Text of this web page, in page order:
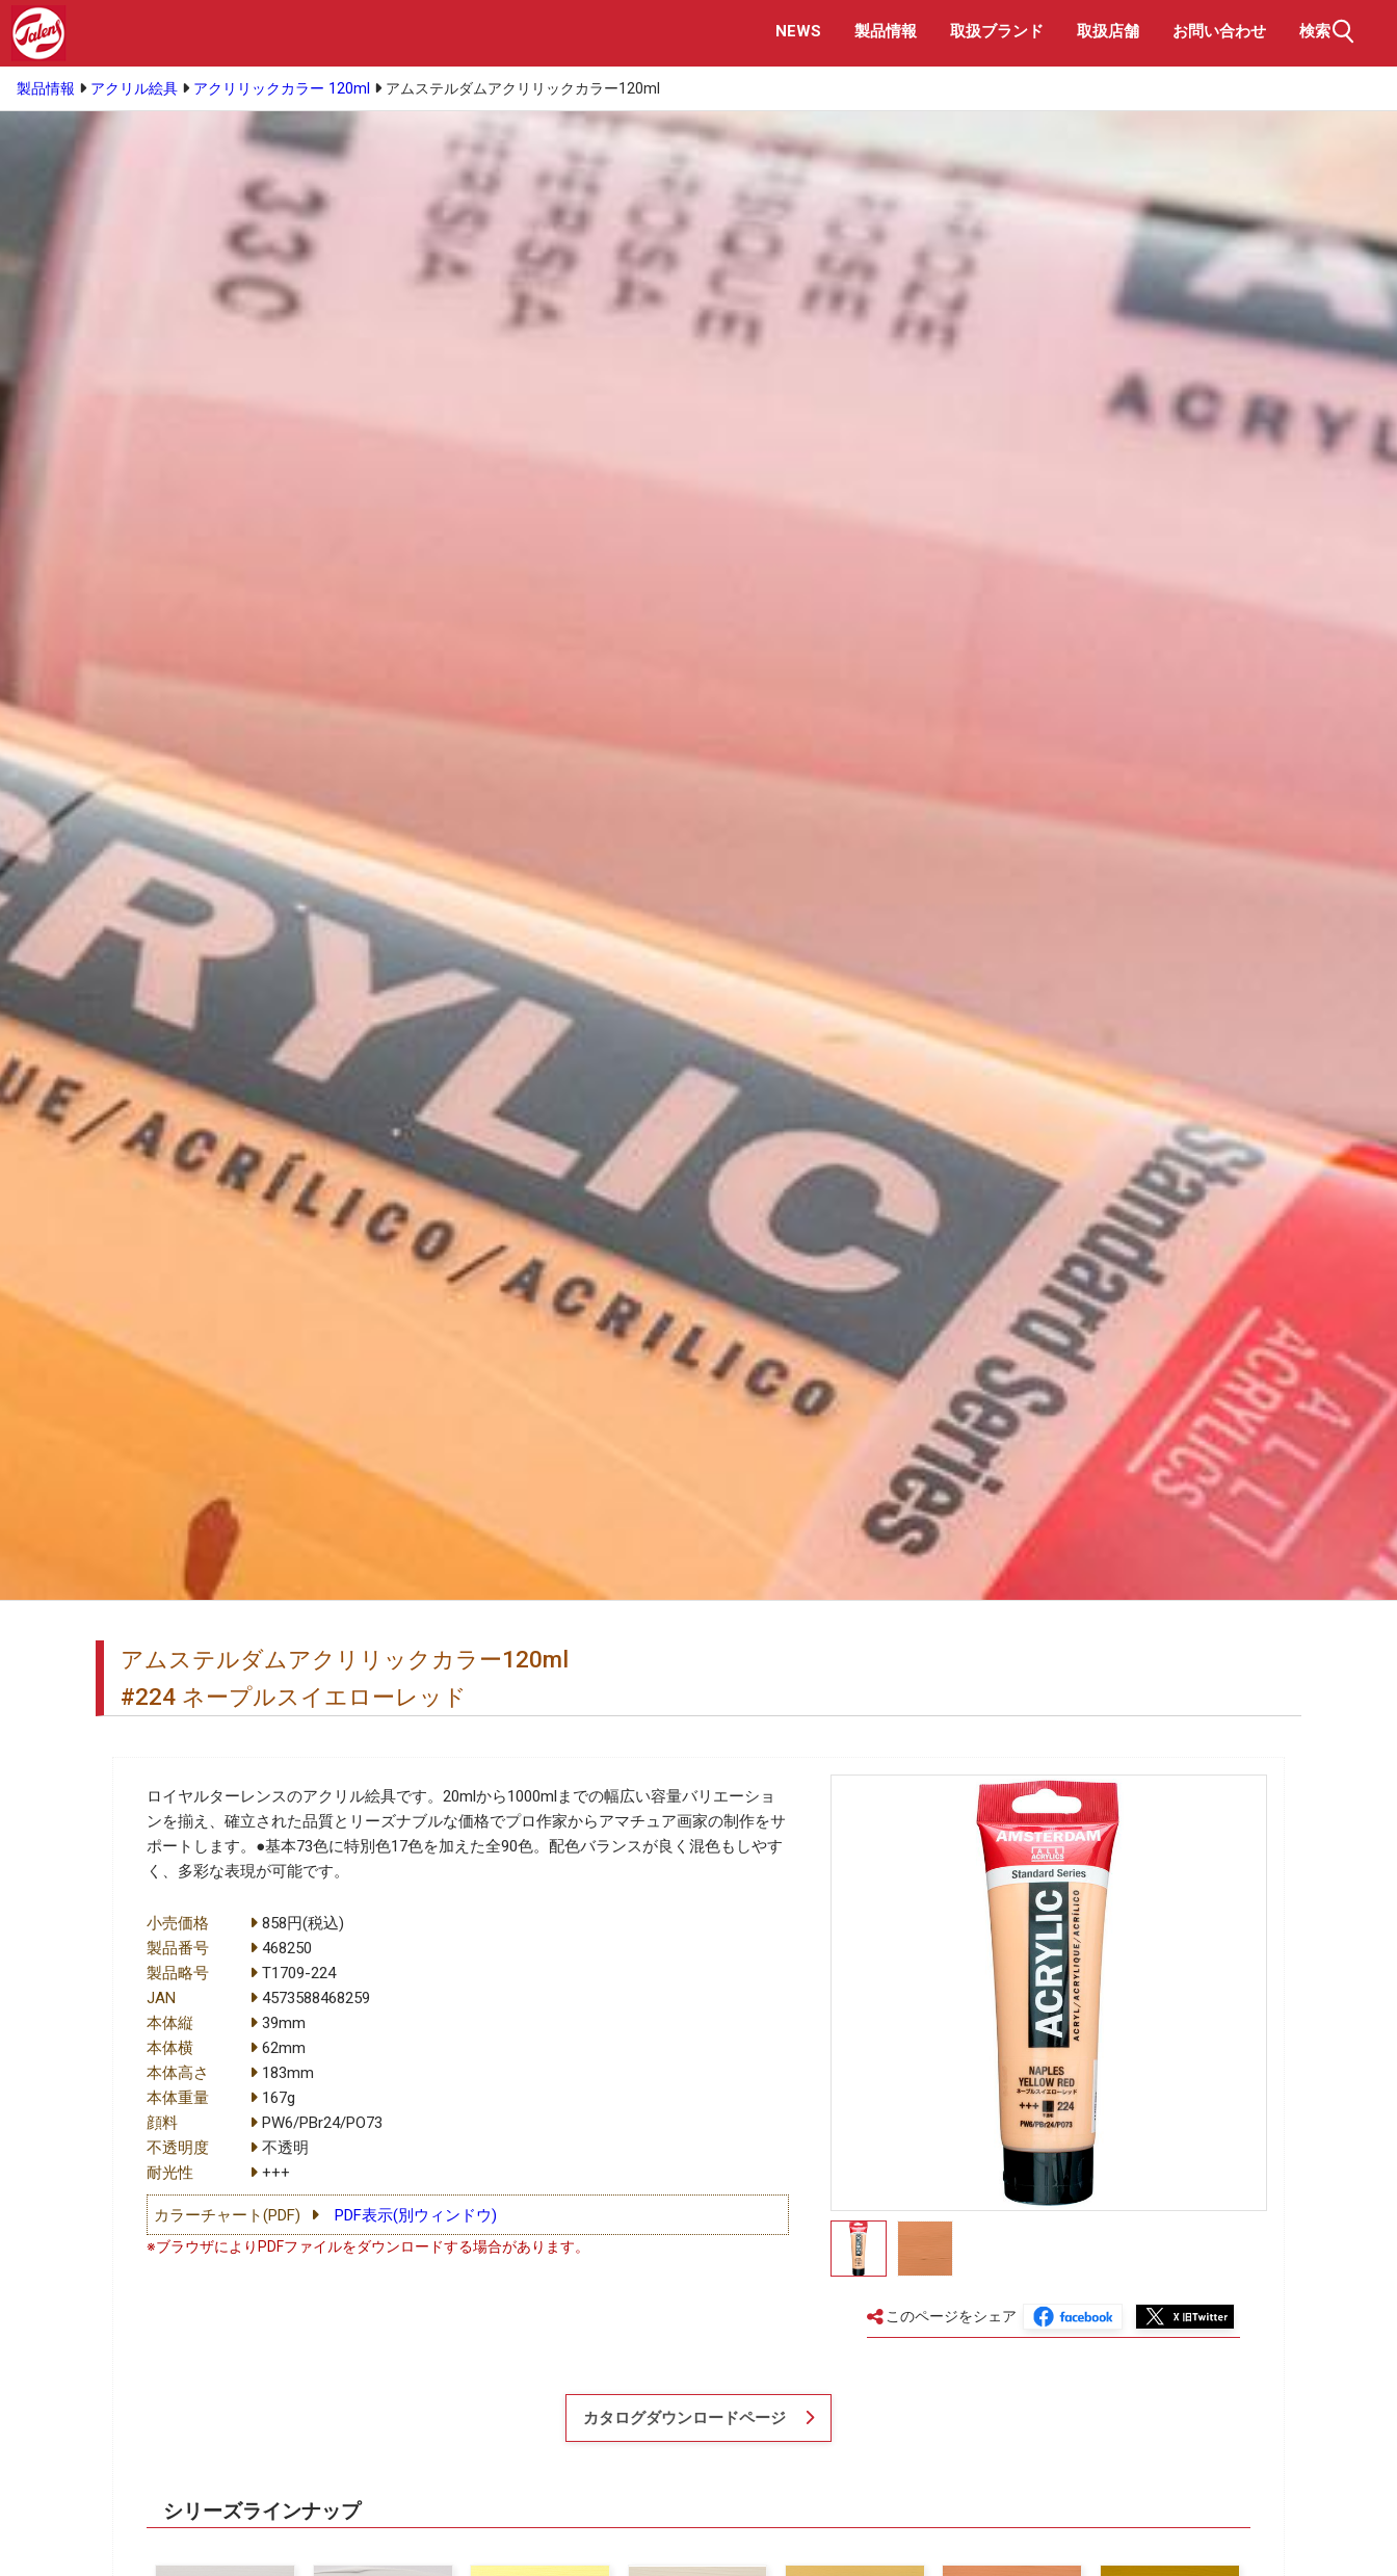
NEWS 製品情報 取扱ブランド 取扱店舗 お問い合わせ 検索
製品情報 アクリル絵具 アクリリックカラー 120ml アムステルダムアクリリックカラー120ml
アムステルダムアクリリックカラー120ml
#224 ネープルスイエローレッド
ロイヤルターレンスのアクリル絵具です。20mlから1000mlまでの幅広い容量バリエーショ
ンを揃え、確立された品質とリーズナブルな価格でプロ作家からアマチュア画家の制作をサ
ポートします。●基本73色に特別色17色を加えた全90色。配色バランスが良く混色もしやす
く、多彩な表現が可能です。
小売価格
858円(税込)
製品番号
468250
製品略号
T1709-224
JAN
4573588468259
本体縦
39mm
本体横
62mm
本体高さ
183mm
本体重量
167g
顔料
PW6/PBr24/PO73
不透明度
不透明
耐光性
+++
カラーチャート(PDF) PDF表示(別ウィンドウ)
※ブラウザによりPDFファイルをダウンロードする場合があります。
このページをシェア
カタログダウンロードページ
シリーズラインナップ